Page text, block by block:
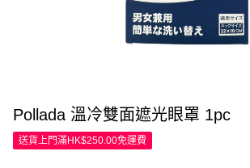
Pollada 溫冷雙面遮光眼罩 1pc
送貨上門滿HK$250.00免運費